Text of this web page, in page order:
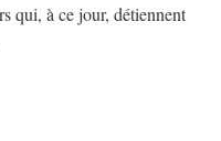
qui, à ce jour, détiennent